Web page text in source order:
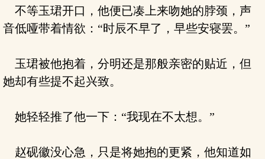
不等玉珺开口，他便已凑上来吻她的脖颈，声
音低哑带着情欲：“时辰不早了，早些安寝罢。”
玉珺被他抱着，分明还是那般亲密的贴近，但
她却有些提不起兴致。
她轻轻推了他一下：“我现在不太想。”
赵砚徽没心急，只是将她抱的更紧，他知道如